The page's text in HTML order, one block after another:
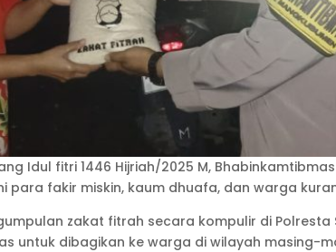
Idul fitri 1446 Hijriah/2025 M,
para fakir miskin, kaum dhuafa, dan warga
zakat fitrah secara kompulir di
untuk dibagikan ke warga di wilayah masing-